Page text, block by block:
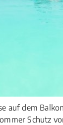
auf dem
Schutz